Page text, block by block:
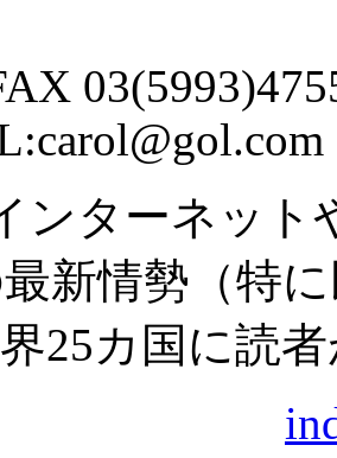
ンターネット
新情勢（特
25カ国に読